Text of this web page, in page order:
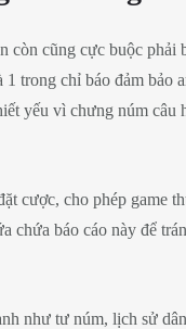
cũng cực buộc
trong chỉ báo đảm
yếu vì chưng núm
cược, cho phép game
báo cáo này để
như tư núm, lịch sử